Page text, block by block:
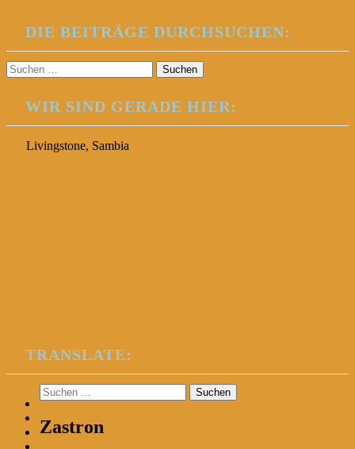
DIE BEITRÄGE DURCHSUCHEN:
Suchen
nach:
WIR SIND GERADE HIER:
Livingstone, Sambia
TRANSLATE:
Suchen
nach:
Zastron